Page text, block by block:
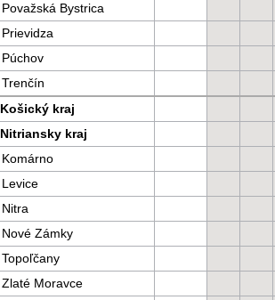
Považská Bystrica
Prievidza
Púchov
Trenčín
Košický kraj
Nitriansky kraj
Komárno
Levice
Nitra
Nové Zámky
Topoľčany
Zlaté Moravce